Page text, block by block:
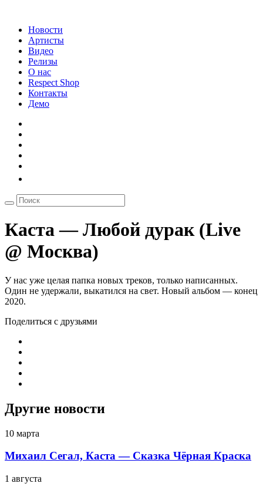
Новости
Артисты
Видео
Релизы
О нас
Respect Shop
Контакты
Демо
Каста — Любой дурак (Live
@ Москва)
У нас уже целая папка новых треков, только написанных.
Один не удержали, выкатился на свет. Новый альбом — конец
2020.
Поделиться с друзьями
Другие новости
10 марта
Михаил Сегал, Каста — Сказка Чёрная Краска
1 августа